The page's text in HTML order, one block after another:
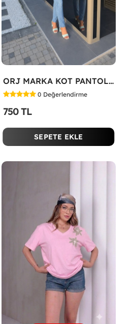
ORJ MARKA KOT PANTOLON Mavi
0 Değerlendirme
750 TL
SEPETE EKLE